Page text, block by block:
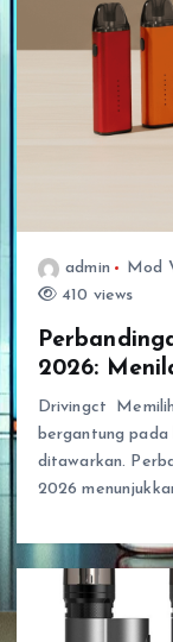
admin Mod
410 views
2026:
Drivingct
bergantung
ditawarkan.
2026